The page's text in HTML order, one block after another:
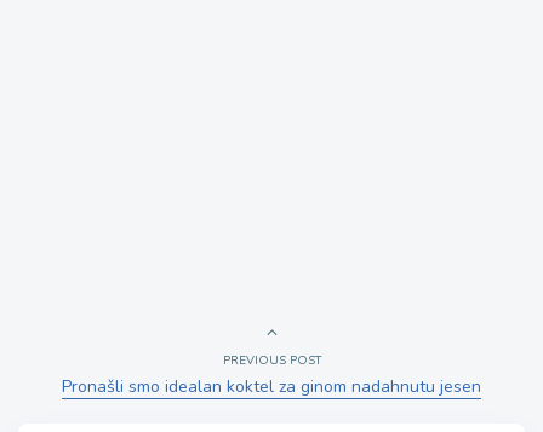
PREVIOUS POST
Pronašli smo idealan koktel za ginom nadahnutu jesen